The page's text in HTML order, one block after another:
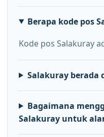
Berapa kode pos
Kode pos Salakuray
Salakuray berada
Bagaimana
Salakuray untuk